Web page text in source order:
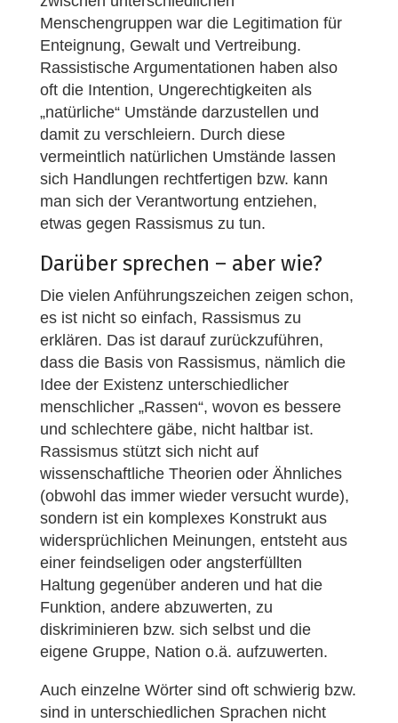
Menschengruppen war die Legitimation für
Enteignung, Gewalt und Vertreibung.
Rassistische Argumentationen haben also
oft die Intention, Ungerechtigkeiten als
„natürliche“ Umstände darzustellen und
damit zu verschleiern. Durch diese
vermeintlich natürlichen Umstände lassen
sich Handlungen rechtfertigen bzw. kann
man sich der Verantwortung entziehen,
etwas gegen Rassismus zu tun.
Darüber sprechen – aber wie?
Die vielen Anführungszeichen zeigen schon,
es ist nicht so einfach, Rassismus zu
erklären. Das ist darauf zurückzuführen,
dass die Basis von Rassismus, nämlich die
Idee der Existenz unterschiedlicher
menschlicher „Rassen“, wovon es bessere
und schlechtere gäbe, nicht haltbar ist.
Rassismus stützt sich nicht auf
wissenschaftliche Theorien oder Ähnliches
(obwohl das immer wieder versucht wurde),
sondern ist ein komplexes Konstrukt aus
widersprüchlichen Meinungen, entsteht aus
einer feindseligen oder angsterfüllten
Haltung gegenüber anderen und hat die
Funktion, andere abzuwerten, zu
diskriminieren bzw. sich selbst und die
eigene Gruppe, Nation o.ä. aufzuwerten.
Auch einzelne Wörter sind oft schwierig bzw.
sind in unterschiedlichen Sprachen nicht